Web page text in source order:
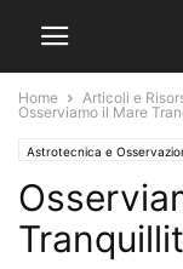
Home Articoli e
Osserviamo il Mare
Astrotecnica e